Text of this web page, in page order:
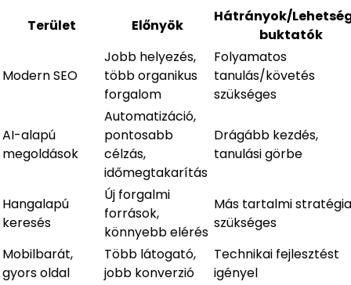
Terület Előnyök
Hátrányok/
buktatók
Modern SEO
Jobb helyezés,
több organikus
forgalom
Folyamatos
tanulás/követés
szükséges
AI-alapú
megoldások
Automatizáció,
pontosabb
célzás,
időmegtakarítás
Drágább kezdés,
tanulási görbe
Hangalapú
keresés
Új forgalmi
források,
könnyebb elérés
Más tartalmi stratégia
szükséges
Mobilbarát,
gyors oldal
Több látogató,
jobb konverzió
Technikai fejlesztést
igényel